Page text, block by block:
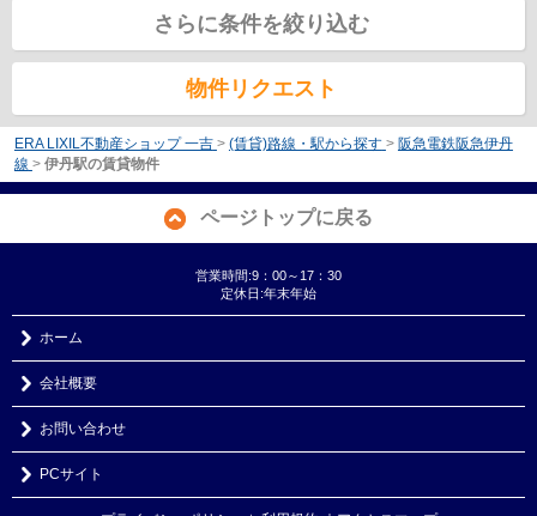
さらに条件を絞り込む
物件リクエスト
ERA LIXIL不動産ショップ 一吉 > (賃貸)路線・駅から探す > 阪急電鉄阪急伊丹
線 > 伊丹駅の賃貸物件
ページトップに戻る
営業時間:9：00～17：30
定休日:年末年始
ホーム
会社概要
お問い合わせ
PCサイト